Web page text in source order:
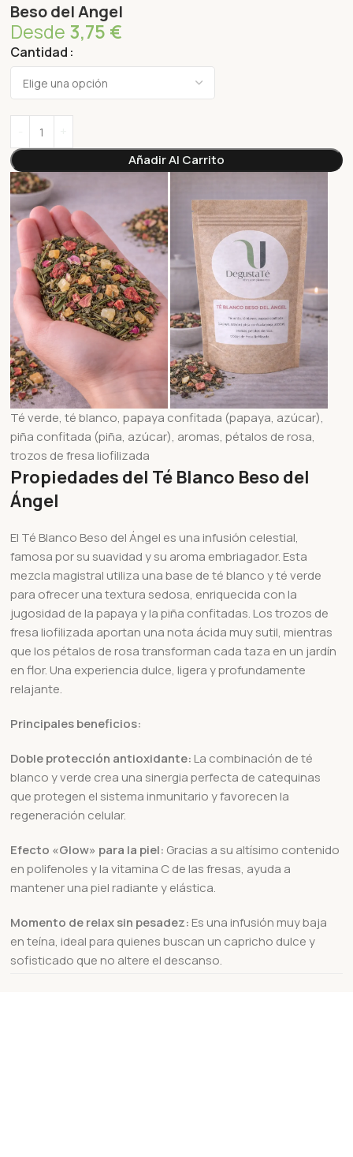
Beso del Angel
Desde 3,75 €
Cantidad
Añadir Al Carrito
Té verde, té blanco, papaya confitada (papaya, azúcar),
piña confitada (piña, azúcar), aromas, pétalos de rosa,
trozos de fresa liofilizada
Propiedades del Té Blanco Beso del
Ángel
El Té Blanco Beso del Ángel es una infusión celestial,
famosa por su suavidad y su aroma embriagador. Esta
mezcla magistral utiliza una base de té blanco y té verde
para ofrecer una textura sedosa, enriquecida con la
jugosidad de la papaya y la piña confitadas. Los trozos de
fresa liofilizada aportan una nota ácida muy sutil, mientras
que los pétalos de rosa transforman cada taza en un jardín
en flor. Una experiencia dulce, ligera y profundamente
relajante.
Principales beneficios:
Doble protección antioxidante: La combinación de té
blanco y verde crea una sinergia perfecta de catequinas
que protegen el sistema inmunitario y favorecen la
regeneración celular.
Efecto «Glow» para la piel: Gracias a su altísimo contenido
en polifenoles y la vitamina C de las fresas, ayuda a
mantener una piel radiante y elástica.
Momento de relax sin pesadez: Es una infusión muy baja
en teína, ideal para quienes buscan un capricho dulce y
sofisticado que no altere el descanso.